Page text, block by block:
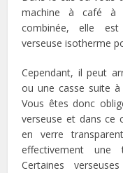
machine à café à
combinée, elle
verseuse isotherme
Cependant, il peut
ou une casse suite
Vous êtes donc
verseuse et dans ce
en verre
effectivement une
Certaines